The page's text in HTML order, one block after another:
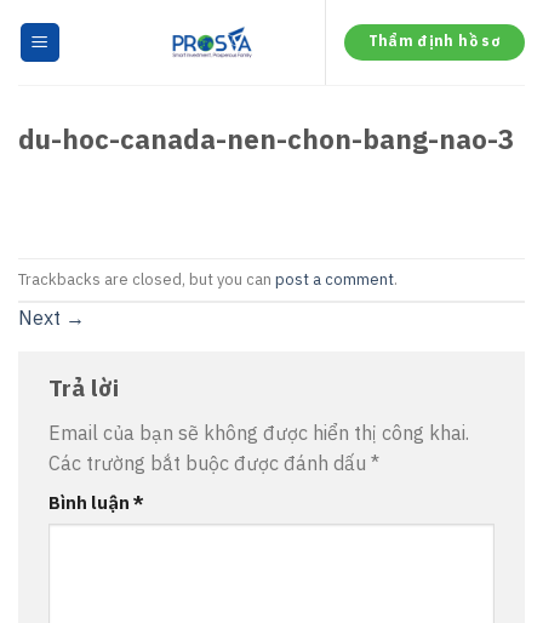
Thẩm định hồ sơ
du-hoc-canada-nen-chon-bang-nao-3
Trackbacks are closed, but you can post a comment.
Next →
Trả lời
Email của bạn sẽ không được hiển thị công khai.
Các trường bắt buộc được đánh dấu *
Bình luận *